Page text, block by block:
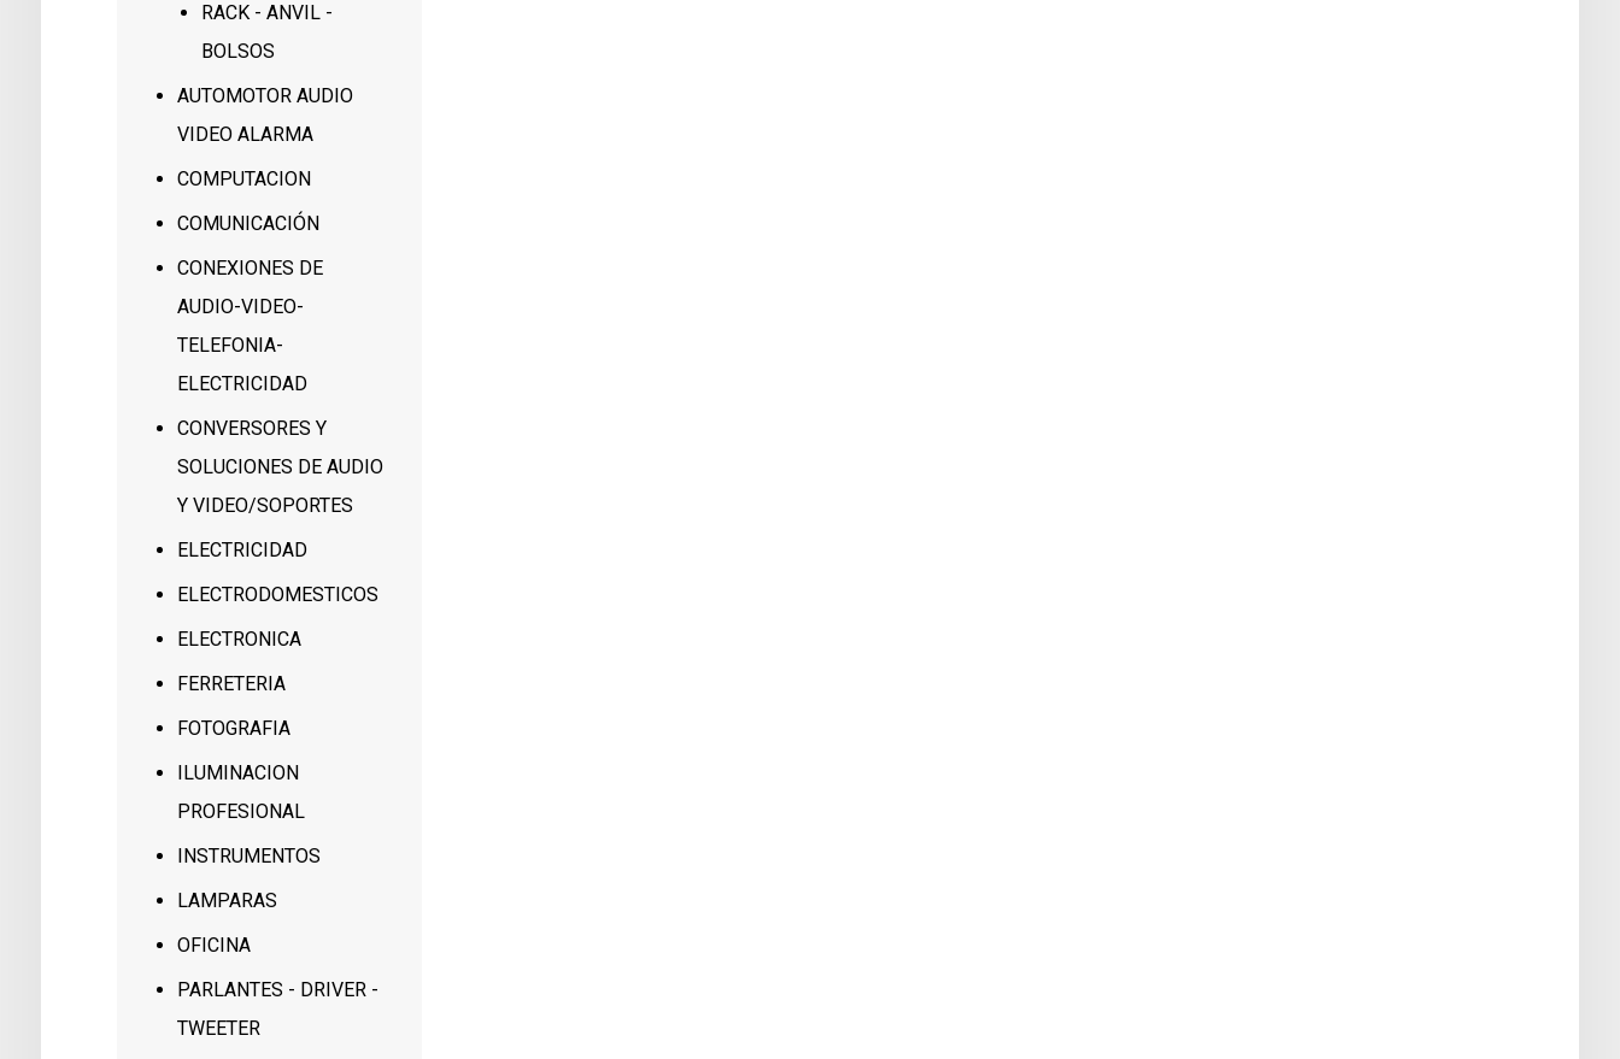
RACK - ANVIL -
BOLSOS
AUTOMOTOR AUDIO
VIDEO ALARMA
COMPUTACION
COMUNICACIÓN
CONEXIONES DE
AUDIO-VIDEO-
TELEFONIA-
ELECTRICIDAD
CONVERSORES Y
SOLUCIONES DE AUDIO
Y VIDEO/SOPORTES
ELECTRICIDAD
ELECTRODOMESTICOS
ELECTRONICA
FERRETERIA
FOTOGRAFIA
ILUMINACION
PROFESIONAL
INSTRUMENTOS
LAMPARAS
OFICINA
PARLANTES - DRIVER -
TWEETER